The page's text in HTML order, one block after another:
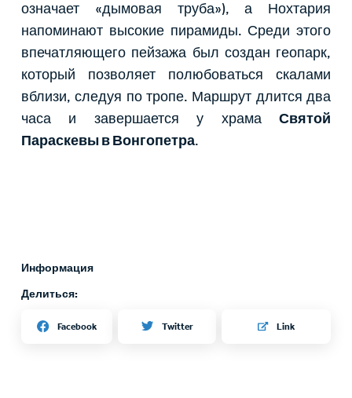
означает «дымовая труба»), а Нохтария
напоминают высокие пирамиды. Среди этого
впечатляющего пейзажа был создан геопарк,
который позволяет полюбоваться скалами
вблизи, следуя по тропе. Маршрут длится два
часа и завершается у храма Святой
Параскевы в Вонгопетра.
Информация
Делиться:
Facebook Twitter Link